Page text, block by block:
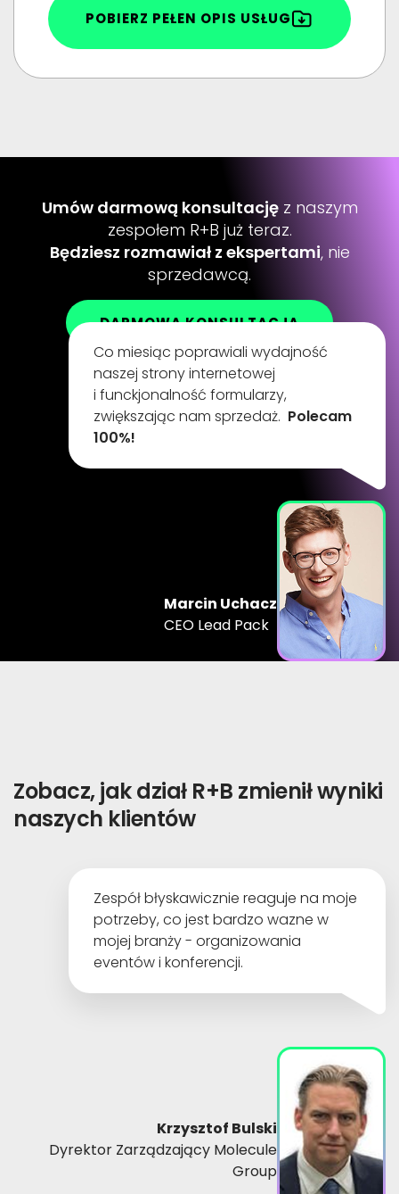
POBIERZ PEŁEN OPIS USŁUG
Umów darmową konsultacjęz naszym
zespołem R+B już teraz.
Będziesz rozmawiał z ekspertami, nie
sprzedawcą.
DARMOWA KONSULTACJA
Marcin Uchacz
CEO Lead Pack
Co miesiąc poprawiali wydajność
naszej strony internetowej
i funckjonalność formularzy,
zwiększając nam sprzedaż. Polecam
100%!
Zobacz, jak dział R+B zmienił wyniki
naszych klientów
Krzysztof Bulski
Dyrektor Zarządzający Molecule
Group
Zespół błyskawicznie reaguje na moje
potrzeby, co jest bardzo wazne w
mojej branży - organizowania
eventów i konferencji.